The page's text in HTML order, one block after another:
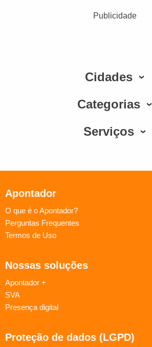
Publicidade
Cidades
Categorias
Serviços
Apontador
O que é o Apontador?
Perguntas Frequentes
Termos de Uso
Nossas soluções
Apontador +
SVA
Presença digital
Proteção de dados (LGPD)